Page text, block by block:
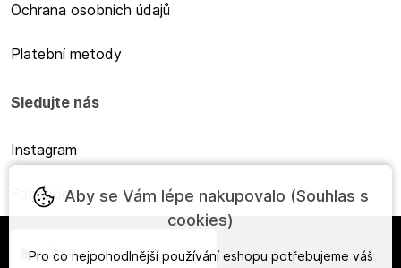
Ochrana osobních údajů
Platební metody
Sledujte nás
Instagram
Facebook
Česky
Aby se Vám lépe nakupovalo (Souhlas s
cookies)
Pro co nejpohodlnější používání eshopu potřebujeme váš